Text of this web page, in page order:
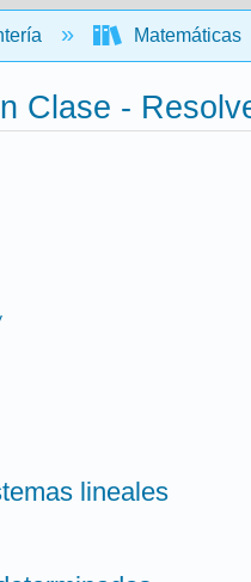
global
Matemáticas
Clase -
lineales